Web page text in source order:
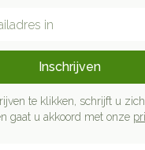
Inschrijven
te klikken, schrijft u
gaat u akkoord met onze